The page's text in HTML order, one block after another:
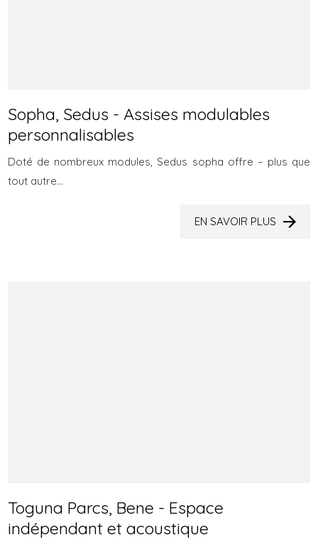
Sopha, Sedus - Assises modulables
personnalisables
Doté de nombreux modules, Sedus sopha offre – plus que
tout autre...
EN SAVOIR PLUS
Toguna Parcs, Bene - Espace
indépendant et acoustique